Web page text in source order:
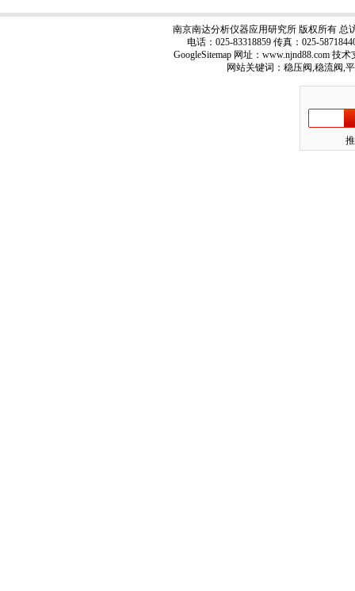
南京南达分析仪器应用研究所 版权所有 总
电话：025-83318859 传真：025-
GoogleSitemap网址：www.njnd88.com 技术
网站关键词：稳压阀,稳流阀,